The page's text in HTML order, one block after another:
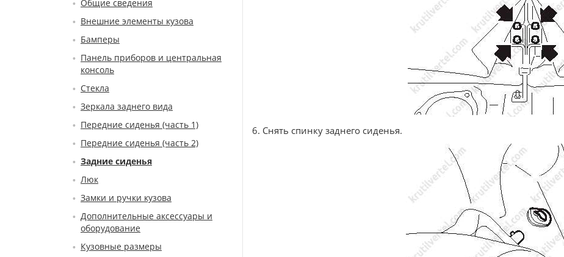
Общие сведения
Внешние элементы кузова
Бамперы
Панель приборов и центральная
консоль
Стекла
Зеркала заднего вида
Передние сиденья (часть 1)
Передние сиденья (часть 2)
Задние сиденья
Люк
Замки и ручки кузова
Дополнительные аксессуары и
оборудование
Кузовные размеры
6. Снять спинку заднего сиденья.